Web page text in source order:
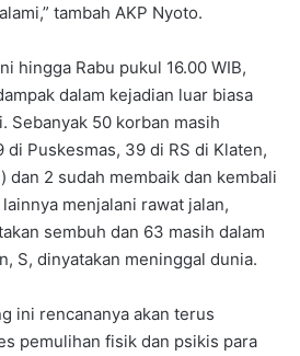
tambah AKP Nyoto.
hingga Rabu pukul 16.00 WIB,
dalam kejadian luar biasa
Sebanyak 50 korban masih
di Puskesmas, 39 di RS di Klaten,
dan 2 sudah membaik dan kembali
menjalani rawat jalan,
sembuh dan 63 masih dalam
S, dinyatakan meninggal dunia.
ini rencananya akan terus
pemulihan fisik dan psikis para